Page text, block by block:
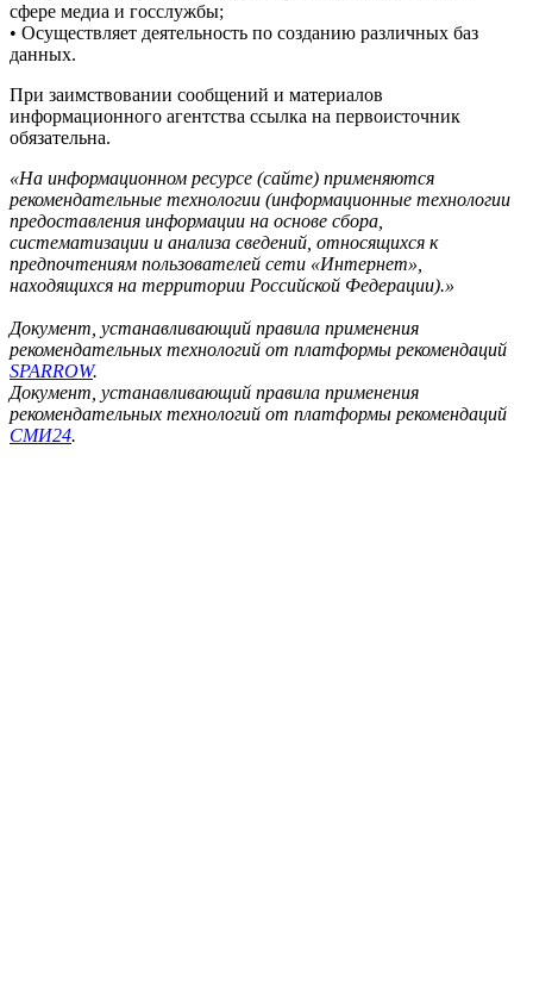
сфере медиа и госслужбы;
• Осуществляет деятельность по созданию различных баз
данных.
При заимствовании сообщений и материалов
информационного агентства ссылка на первоисточник
обязательна.
«На информационном ресурсе (сайте) применяются
рекомендательные технологии (информационные технологии
предоставления информации на основе сбора,
систематизации и анализа сведений, относящихся к
предпочтениям пользователей сети «Интернет»,
находящихся на территории Российской Федерации).»
Документ, устанавливающий правила применения
рекомендательных технологий от платформы рекомендаций
SPARROW.
Документ, устанавливающий правила применения
рекомендательных технологий от платформы рекомендаций
СМИ24.